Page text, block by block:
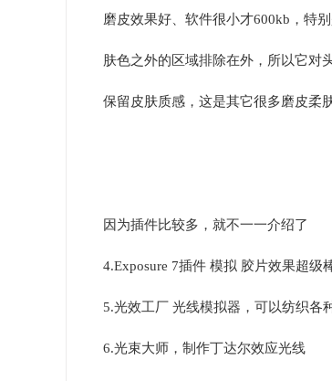
磨皮效果好、软件很小才600kb，特
肤色之外的区域排除在外，所以它对
保留皮肤质感，这是其它很多磨皮柔
因为插件比较多，就不一一介绍了
4.Exposure 7插件 模拟 胶片效果超级
5.光效工厂 光线模拟器，可以纺织各
6.光束大师，制作丁达尔效应光线